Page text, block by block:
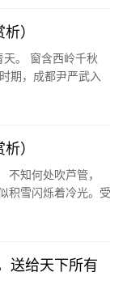
）
。 窗含西岭千秋
期，成都尹严武入
）
知何处吹芦管，
积雪闪烁着冷光。受
送给天下所有